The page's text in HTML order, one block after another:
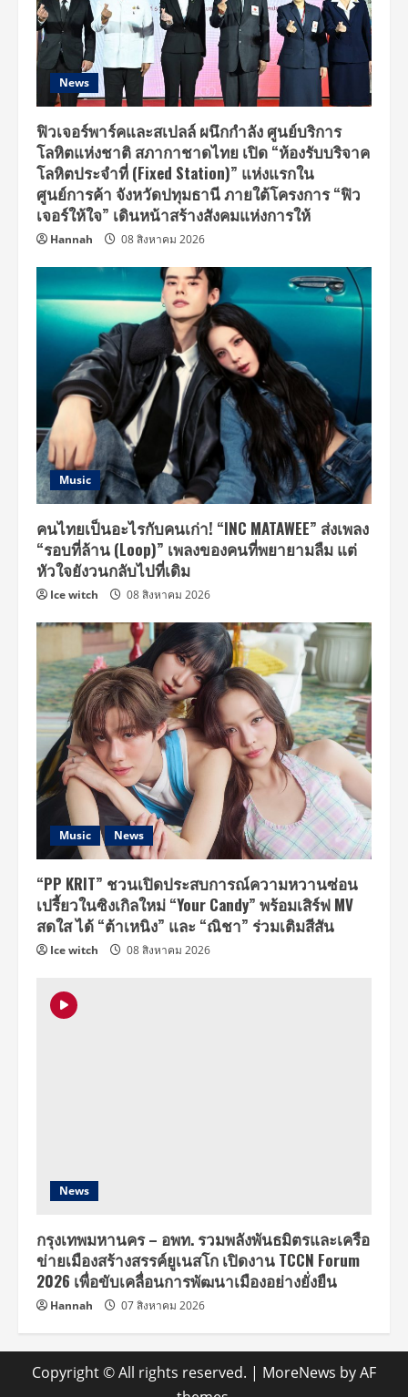
News
ฟิวเจอร์พาร์คและสเปลล์ ผนึกกำลัง ศูนย์บริการ
โลหิตแห่งชาติ สภากาชาดไทย เปิด “ห้องรับบริจาค
โลหิตประจำที่ (Fixed Station)” แห่งแรกใน
ศูนย์การค้า จังหวัดปทุมธานี ภายใต้โครงการ “ฟิว
เจอร์ให้ใจ” เดินหน้าสร้างสังคมแห่งการให้
Hannah 08 สิงหาคม 2026
Music
คนไทยเป็นอะไรกับคนเก่า! “INC MATAWEE” ส่งเพลง
“รอบที่ล้าน (Loop)” เพลงของคนที่พยายามลืม แต่
หัวใจยังวนกลับไปที่เดิม
Ice witch 08 สิงหาคม 2026
Music News
“PP KRIT” ชวนเปิดประสบการณ์ความหวานซ่อน
เปรี้ยวในซิงเกิลใหม่ “Your Candy” พร้อมเสิร์ฟ MV
สดใส ได้ “ต้าเหนิง” และ “ณิชา” ร่วมเติมสีสัน
Ice witch 08 สิงหาคม 2026
News
กรุงเทพมหานคร – อพท. รวมพลังพันธมิตรและเครือ
ข่ายเมืองสร้างสรรค์ยูเนสโก เปิดงาน TCCN Forum
2026 เพื่อขับเคลื่อนการพัฒนาเมืองอย่างยั่งยืน
Hannah 07 สิงหาคม 2026
Copyright © All rights reserved. | MoreNews by AF